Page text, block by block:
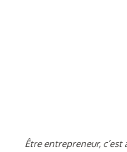
Être entrepreneur,